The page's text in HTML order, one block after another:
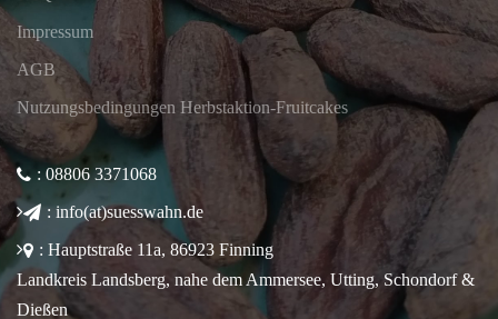
Impressum
AGB
Nutzungsbedingungen Herbstaktion-Fruitcakes
: 08806 3371068
: info(at)suesswahn.de
: Hauptstraße 11a, 86923 Finning
Landkreis Landsberg, nahe dem Ammersee, Utting, Schondorf &
Dießen